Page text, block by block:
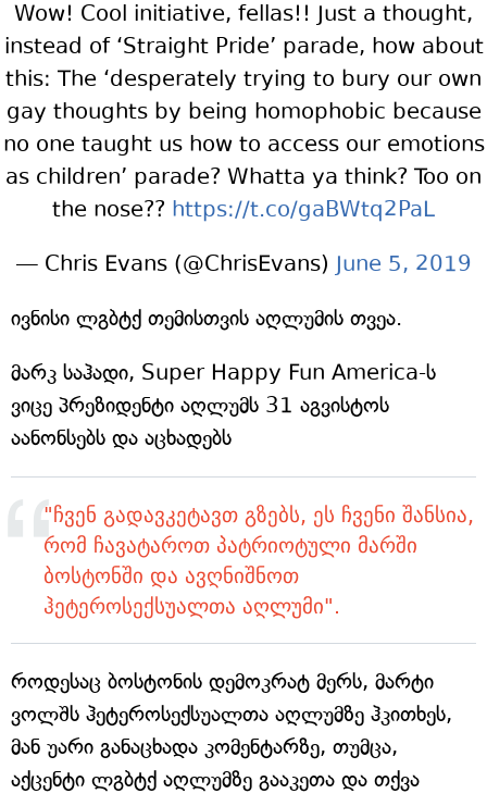
Wow! Cool initiative, fellas!! Just a thought,
instead of ‘Straight Pride’ parade, how about
this: The ‘desperately trying to bury our own
gay thoughts by being homophobic because
no one taught us how to access our emotions
as children’ parade? Whatta ya think? Too on
the nose?? https://t.co/gaBWtq2PaL
— Chris Evans (@ChrisEvans) June 5, 2019
ივნისი ლგბტქ თემისთვის აღლუმის თვეა.
მარკ საჰადი, Super Happy Fun America-ს
ვიცე პრეზიდენტი აღლუმს 31 აგვისტოს
აანონსებს და აცხადებს
"ჩვენ გადავკეტავთ გზებს, ეს ჩვენი შანსია,
რომ ჩავატაროთ პატრიოტული მარში
ბოსტონში და ავღნიშნოთ
ჰეტეროსექსუალთა აღლუმი".
როდესაც ბოსტონის დემოკრატ მერს, მარტი
ვოლშს ჰეტეროსექსუალთა აღლუმზე ჰკითხეს,
მან უარი განაცხადა კომენტარზე, თუმცა,
აქცენტი ლგბტქ აღლუმზე გააკეთა და თქვა